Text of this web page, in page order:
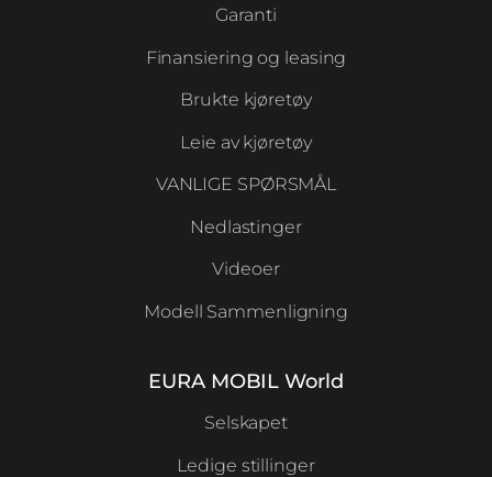
Garanti
Finansiering og leasing
Brukte kjøretøy
Leie av kjøretøy
VANLIGE SPØRSMÅL
Nedlastinger
Videoer
Modell Sammenligning
EURA MOBIL World
Selskapet
Ledige stillinger